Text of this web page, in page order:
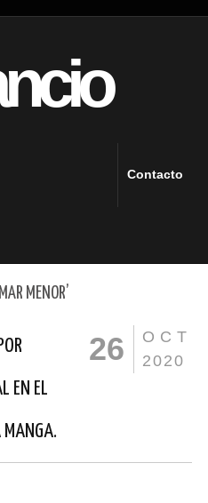
Contacto
MENOR’
EN EL
MANGA.
OCT
2020
26